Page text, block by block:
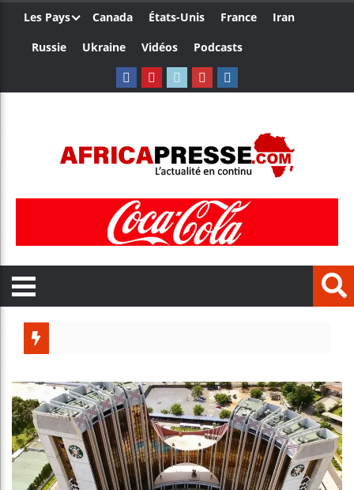
Les Pays Canada États-Unis France
Iran
Russie
Ukraine Vidéos Podcasts
Côte
Tunisie :
Ceuta :